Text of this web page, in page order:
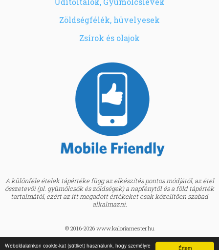
Értem
Weboldalainkon cookie-kat (sütiket) használunk, hogy személyre
Zöldségfélék, hüvelyesek
Zsírok és olajok
A különféle ételek tápértéke függ az elkészítés pontos módjától, az étel
összetevői (pl. gyümölcsök és zöldségek) a napfénytől és a föld tápérték
tartalmától, ezért az itt megadott értékeket csak közelítően szabad
alkalmazni.
© 2016-2026 www.kaloriamester.hu